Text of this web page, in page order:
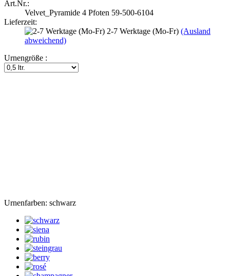
Art.Nr.:
Velvet_Pyramide 4 Pfoten 59-500-6104
Lieferzeit:
2-7 Werktage (Mo-Fr) (Ausland
abweichend)
Urnengröße :
Urnenfarben: schwarz